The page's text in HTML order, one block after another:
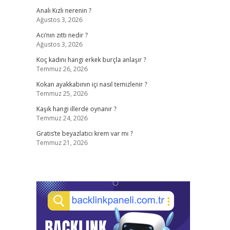
Analı Kızlı nerenin ?
Ağustos 3, 2026
Acı’nın zıttı nedir ?
Ağustos 3, 2026
Koç kadını hangi erkek burçla anlaşır ?
Temmuz 26, 2026
Kokan ayakkabının içi nasıl temizlenir ?
Temmuz 25, 2026
Kaşık hangi illerde oynanır ?
Temmuz 24, 2026
Gratis’te beyazlatıcı krem var mı ?
Temmuz 21, 2026